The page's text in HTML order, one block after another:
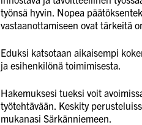
työnsä hyvin. Nopea
vastaanottamiseen ovat tärkeitä
Eduksi katsotaan aikaisempi
ja esihenkilönä toimimisesta.
Hakemuksesi tueksi voit
työtehtävään. Keskity
mukanasi Särkänniemeen.